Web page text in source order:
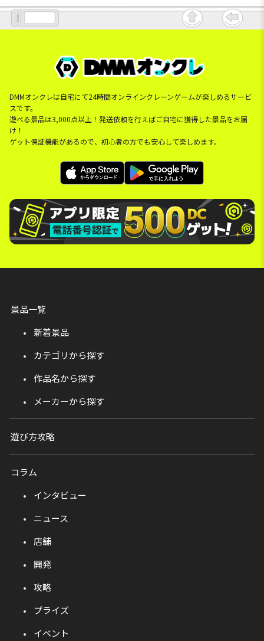
DMMオンクレは自宅にて24時間オンラインクレーンゲームが楽しめるサービ
スです。
遊べる景品は3,000点以上！発送依頼を行えばご自宅に獲得した景品をお届
け！
ゲット保証機能があるので、初心者の方でも安心して楽しめます。
景品一覧
新着景品
カテゴリから探す
作品名から探す
メーカーから探す
遊び方攻略
コラム
インタビュー
ニュース
店舗
開発
攻略
プライズ
イベント